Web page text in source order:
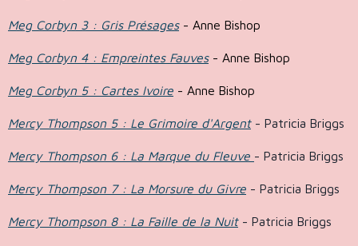
Meg Corbyn 3 : Gris Présages- Anne Bishop
Meg Corbyn 4 : Empreintes Fauves- Anne Bishop
Meg Corbyn 5 : Cartes Ivoire - Anne Bishop
Mercy Thompson 5 : Le Grimoire d'Argent- Patricia Briggs
Mercy Thompson 6 : La Marque du Fleuve - Patricia Briggs
Mercy Thompson 7 : La Morsure du Givre - Patricia Briggs
Mercy Thompson 8 : La Faille de la Nuit - Patricia Briggs